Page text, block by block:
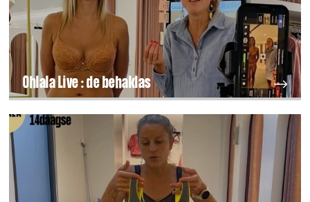
Ohlala Live : de behaklas